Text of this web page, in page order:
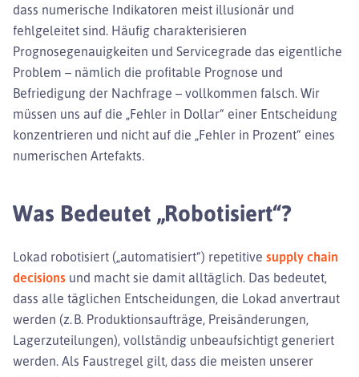
dass numerische Indikatoren meist illusionär und
fehlgeleitet sind. Häufig charakterisieren
Prognosegenauigkeiten und Servicegrade das eigentliche
Problem – nämlich die profitable Prognose und
Befriedigung der Nachfrage – vollkommen falsch. Wir
müssen uns auf die „Fehler in Dollar“ einer Entscheidung
konzentrieren und nicht auf die „Fehler in Prozent“ eines
numerischen Artefakts.
Was Bedeutet „robotisiert“?
Lokad robotisiert („automatisiert“) repetitive supply chain
decisions und macht sie damit alltäglich. Das bedeutet,
dass alle täglichen Entscheidungen, die Lokad anvertraut
werden (z. B. Produktionsaufträge, Preisänderungen,
Lagerzuteilungen), vollständig unbeaufsichtigt generiert
werden. Als Faustregel gilt, dass die meisten unserer